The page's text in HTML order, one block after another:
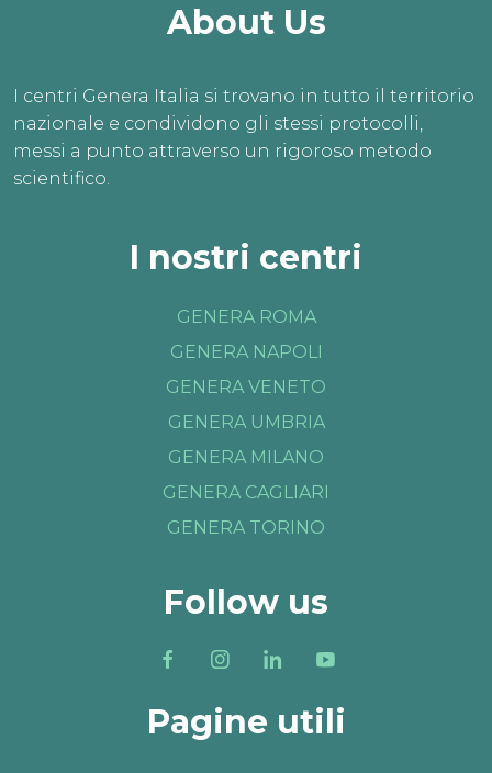
About Us
I centri Genera Italia si trovano in tutto il territorio
nazionale e condividono gli stessi protocolli,
messi a punto attraverso un rigoroso metodo
scientifico.
I nostri centri
GENERA ROMA
GENERA NAPOLI
GENERA VENETO
GENERA UMBRIA
GENERA MILANO
GENERA CAGLIARI
GENERA TORINO
Follow us
Pagine utili